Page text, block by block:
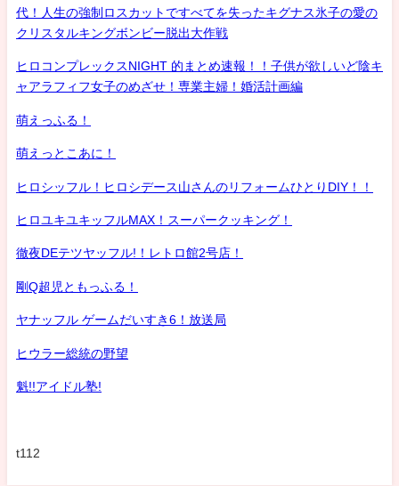
代！人生の強制ロスカットですべてを失ったキグナス氷子の愛の
クリスタルキングボンビー脱出大作戦
ヒロコンプレックスNIGHT 的まとめ速報！！子供が欲しいど陰キ
ャアラフィフ女子のめざせ！専業主婦！婚活計画編
萌えっふる！
萌えっとこあに！
ヒロシッフル！ヒロシデース山さんのリフォームひとりDIY！！
ヒロユキユキッフルMAX！スーパークッキング！
徹夜DEテツヤッフル!！レトロ館2号店！
剛Q超児ともっふる！
ヤナッフル ゲームだいすき6！放送局
ヒウラー総統の野望
魁!!アイドル塾!
t112